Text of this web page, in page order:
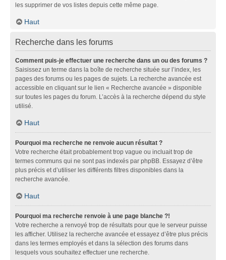
les supprimer de vos listes depuis cette même page.
Haut
Recherche dans les forums
Comment puis-je effectuer une recherche dans un ou des forums ?
Saisissez un terme dans la boîte de recherche située sur l’index, les
pages des forums ou les pages de sujets. La recherche avancée est
accessible en cliquant sur le lien « Recherche avancée » disponible
sur toutes les pages du forum. L’accès à la recherche dépend du style
utilisé.
Haut
Pourquoi ma recherche ne renvoie aucun résultat ?
Votre recherche était probablement trop vague ou incluait trop de
termes communs qui ne sont pas indexés par phpBB. Essayez d’être
plus précis et d’utiliser les différents filtres disponibles dans la
recherche avancée.
Haut
Pourquoi ma recherche renvoie à une page blanche ?!
Votre recherche a renvoyé trop de résultats pour que le serveur puisse
les afficher. Utilisez la recherche avancée et essayez d’être plus précis
dans les termes employés et dans la sélection des forums dans
lesquels vous souhaitez effectuer une recherche.